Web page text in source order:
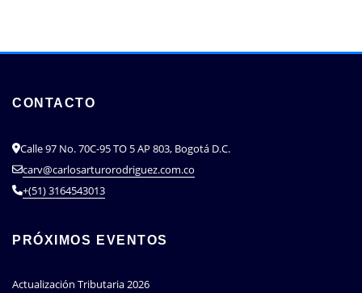
CONTACTO
Calle 97 No. 70C-95 TO 5 AP 803, Bogotá D.C.
carv@carlosarturorodriguez.com.co
+(51) 3164543013
PRÓXIMOS EVENTOS
Actualización Tributaria 2026